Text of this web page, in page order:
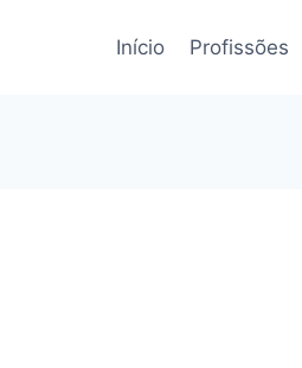
Início Profissões